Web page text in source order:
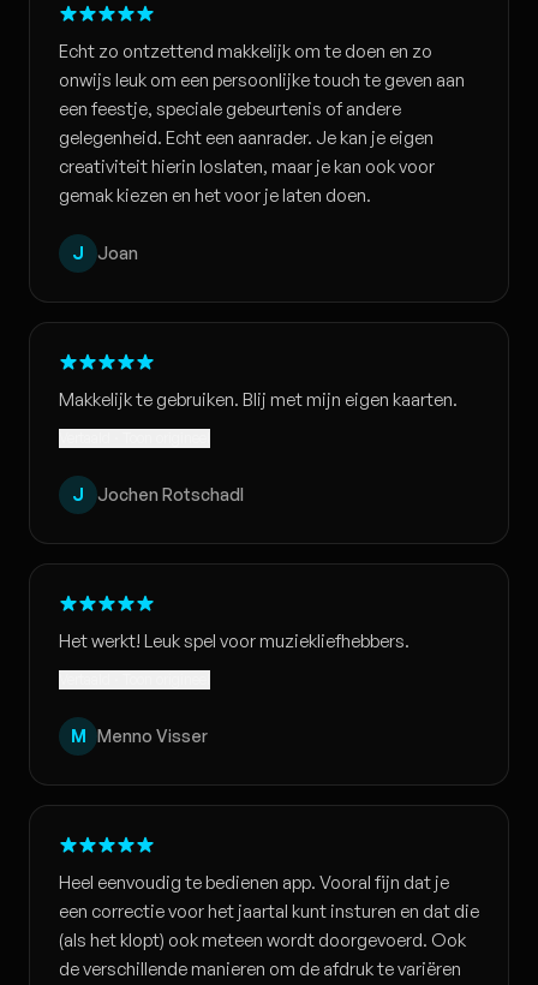
Echt zo ontzettend makkelijk om te doen en zo
onwijs leuk om een persoonlijke touch te geven aan
een feestje, speciale gebeurtenis of andere
gelegenheid. Echt een aanrader. Je kan je eigen
creativiteit hierin loslaten, maar je kan ook voor
gemak kiezen en het voor je laten doen.
J Joan
Makkelijk te gebruiken. Blij met mijn eigen kaarten.
J Jochen Rotschadl
Het werkt! Leuk spel voor muziekliefhebbers.
M Menno Visser
Heel eenvoudig te bedienen app. Vooral fijn dat je
een correctie voor het jaartal kunt insturen en dat die
(als het klopt) ook meteen wordt doorgevoerd. Ook
de verschillende manieren om de afdruk te variëren